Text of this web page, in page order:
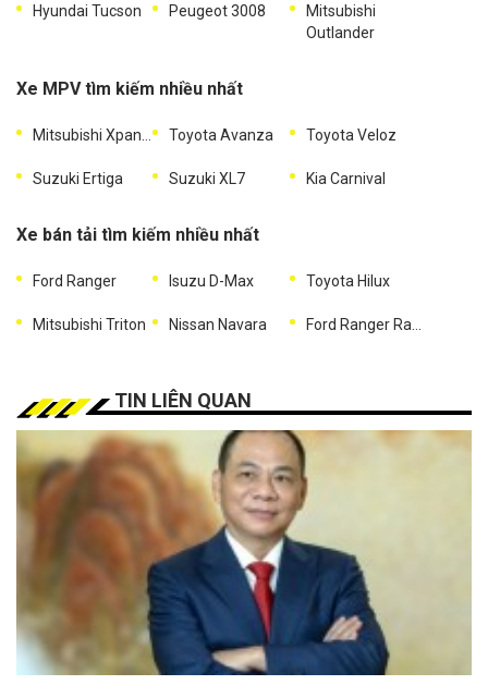
Hyundai Tucson Peugeot 3008
Mitsubishi
Outlander
Xe MPV tìm kiếm nhiều nhất
Mitsubishi Xpander Toyota Avanza Toyota Veloz
Suzuki Ertiga Suzuki XL7 Kia Carnival
Xe bán tải tìm kiếm nhiều nhất
Ford Ranger Isuzu D-Max Toyota Hilux
Mitsubishi Triton Nissan Navara Ford Ranger Raptor
TIN LIÊN QUAN